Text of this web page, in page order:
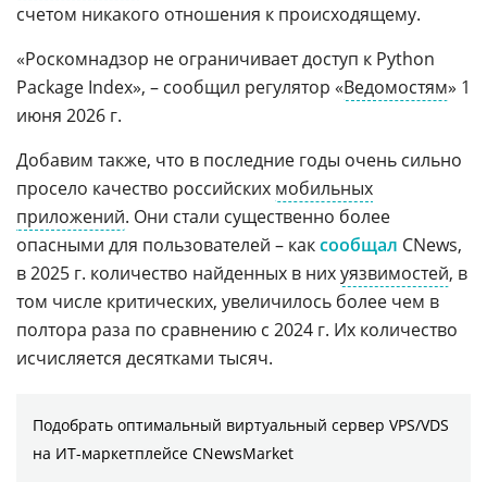
счетом никакого отношения к происходящему.
«Роскомнадзор не ограничивает доступ к Python
Package Index», – сообщил регулятор «Ведомостям» 1
июня 2026 г.
Добавим также, что в последние годы очень сильно
просело качество российских мобильных
приложений. Они стали существенно более
опасными для пользователей – каксообщал CNews,
в 2025 г. количество найденных в нихуязвимостей, в
том числе критических, увеличилось более чем в
полтора раза по сравнению с 2024 г. Их количество
исчисляется десятками тысяч.
Подобрать оптимальный виртуальный сервер VPS/VDS
на ИТ-маркетплейсе CNewsMarket